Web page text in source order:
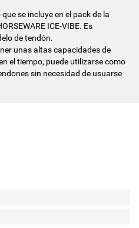
se incluye en el pack de la
ICE-VIBE. Es
de tendón.
unas altas capacidades de
el tiempo, puede utilizarse como
sin necesidad de usuarse